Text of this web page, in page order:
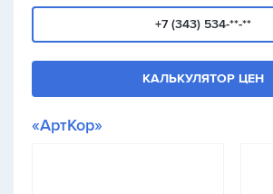
+7 (343) 534-**-**
КАЛЬКУЛЯТОР ЦЕН
«АртКор»